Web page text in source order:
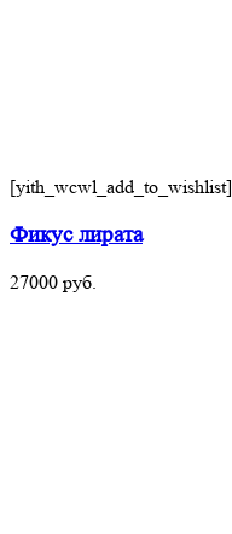
[yith_wcwl_add_to_wishlist]
Фикус лирата
27000 руб.